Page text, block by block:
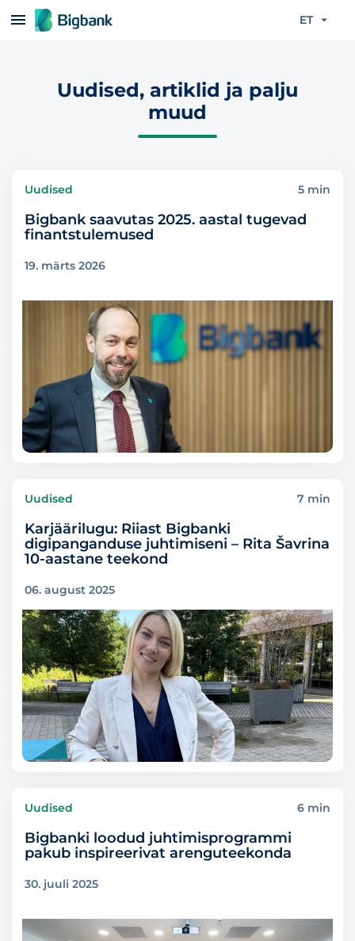
Liigu edasi põhisisu juurde ET
Uudised, artiklid ja palju
muud
Uudised 5 min
Bigbank saavutas 2025. aastal tugevad
finantstulemused
19. märts 2026
Uudised 7 min
Karjäärilugu: Riiast Bigbanki
digipanganduse juhtimiseni – Rita Šavrina
10-aastane teekond
06. august 2025
Uudised 6 min
Bigbanki loodud juhtimisprogrammi
pakub inspireerivat arenguteekonda
30. juuli 2025